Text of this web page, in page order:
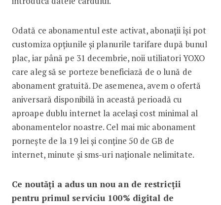
Odată ce abonamentul este activat, abonații își pot
customiza opțiunile și planurile tarifare după bunul
plac, iar până pe 31 decembrie, noii utiliatori YOXO
care aleg să se porteze beneficiază de o lună de
abonament gratuită. De asemenea, avem o ofertă
aniversară disponibilă în această perioadă cu
aproape dublu internet la același cost minimal al
abonamentelor noastre. Cel mai mic abonament
pornește de la 19 lei și conține 50 de GB de
internet, minute și sms-uri naționale nelimitate.
Ce noutăți a adus un nou an de restricții
pentru primul serviciu 100% digital de